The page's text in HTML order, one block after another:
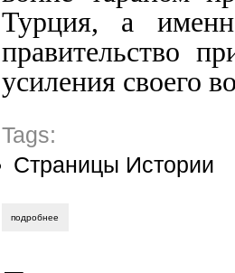
Турция, а
правительство
усиления своего
Tags:
Страницы Истории
подробнее